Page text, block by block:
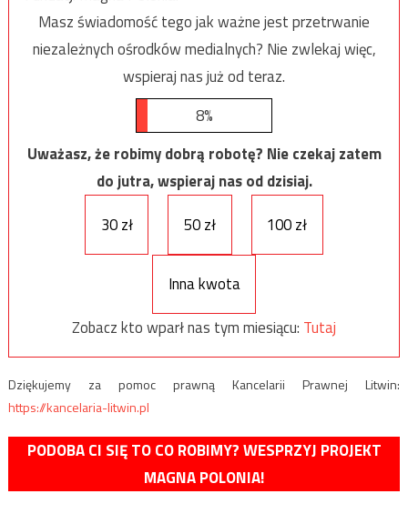
Masz świadomość tego jak ważne jest przetrwanie
niezależnych ośrodków medialnych? Nie zwlekaj więc,
wspieraj nas już od teraz.
8%
Uważasz, że robimy dobrą robotę? Nie czekaj zatem
do jutra, wspieraj nas od dzisiaj.
30 zł
50 zł 100 zł
Inna kwota
Zobacz kto wparł nas tym miesiącu: Tutaj
Dziękujemy za pomoc prawną Kancelarii Prawnej Litwin:
https://kancelaria-litwin.pl
PODOBA CI SIĘ TO CO ROBIMY? WESPRZYJ PROJEKT
MAGNA POLONIA!